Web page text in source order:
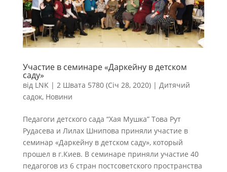
Участие в семинаре «Даркейну в детском
саду»
від LNK| 2 Швата 5780 (Січ 28, 2020)| Дитячий
садок, Новини
Педагоги детского сада “Хая Мушка” Това Рут
Рудасева и Лилах Шнипова приняли участие в
семинар «Даркейну в детском саду», который
прошел в г.Киев. В семинаре приняли участие 40
педагогов из 6 стран постсоветского пространства